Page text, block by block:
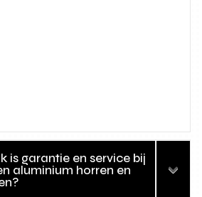
is garantie en service bij
aluminium horren en